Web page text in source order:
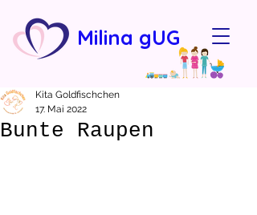
Milina gUG
Bunte Raupen
Kita Goldfischchen
17. Mai 2022